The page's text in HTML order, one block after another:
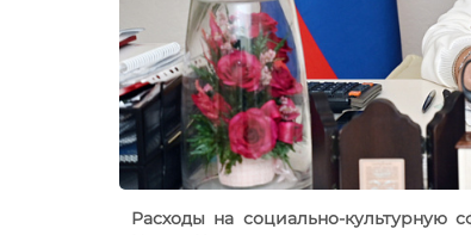
Расходы на социально-культурную